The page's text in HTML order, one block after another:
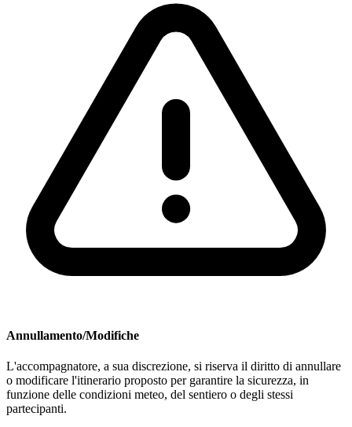
Annullamento/Modifiche
L'accompagnatore, a sua discrezione, si riserva il diritto di annullare
o modificare l'itinerario proposto per garantire la sicurezza, in
funzione delle condizioni meteo, del sentiero o degli stessi
partecipanti.